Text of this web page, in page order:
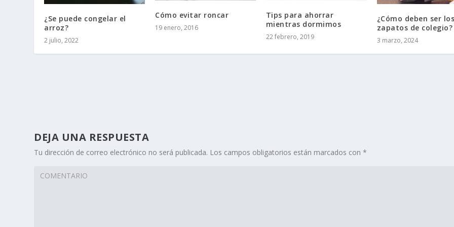
¿Se puede congelar el
arroz?
2 julio, 2022
Cómo evitar roncar
19 enero, 2016
Tips para ahorrar
mientras dormimos
22 febrero, 2019
¿Cómo deben ser
zapatos de colegio?
3 marzo, 2024
DEJA UNA RESPUESTA
Tu dirección de correo electrónico no será publicada. Los campos obligatorios están marcados con*